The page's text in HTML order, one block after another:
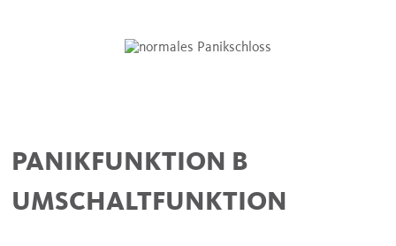
PANIKFUNKTION B
UMSCHALTFUNKTION